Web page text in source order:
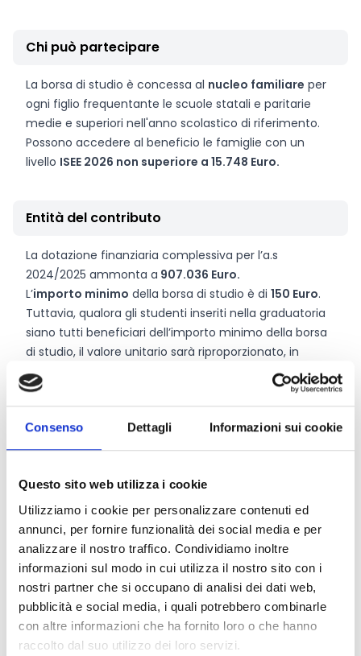
Consenso Dettagli Informazioni sui cookie
Questo sito web utilizza i cookie
Utilizziamo i cookie per personalizzare contenuti ed
annunci, per fornire funzionalità dei social media e per
analizzare il nostro traffico. Condividiamo inoltre
informazioni sul modo in cui utilizza il nostro sito con i
nostri partner che si occupano di analisi dei dati web,
pubblicità e social media, i quali potrebbero combinarle
con altre informazioni che ha fornito loro o che hanno
raccolto dal suo utilizzo dei loro servizi.
Chi può partecipare
La borsa di studio è concessa al nucleo familiare per
ogni figlio frequentante le scuole statali e paritarie
medie e superiori nell'anno scolastico di riferimento.
Possono accedere al beneficio le famiglie con un
livello ISEE 2026 non superiore a 15.748 Euro.
Entità del contributo
La dotazione finanziaria complessiva per l’a.s
2024/2025 ammonta a 907.036 Euro.
L’importo minimo della borsa di studio è di 150 Euro.
Tuttavia, qualora gli studenti inseriti nella graduatoria
siano tutti beneficiari dell’importo minimo della borsa
di studio, il valore unitario sarà riproporzionato, in
uguale misura, sino ad un massimo di 500 Euro, in
base alla disponibilità delle risorse.
Link e Documenti
Pagina web per formulari e documenti
Bando
Si consiglia di consultare regolarmente il sito web
ufficiale del bando per gli aggiornamenti e le
informazioni addizionali.
Consigli degli esperti